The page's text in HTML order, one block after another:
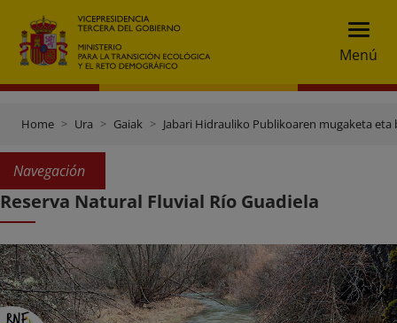
Menú
Home Ura Gaiak Jabari Hidrauliko Publikoaren mugaketa eta
Navegación
Reserva Natural Fluvial Río Guadiela